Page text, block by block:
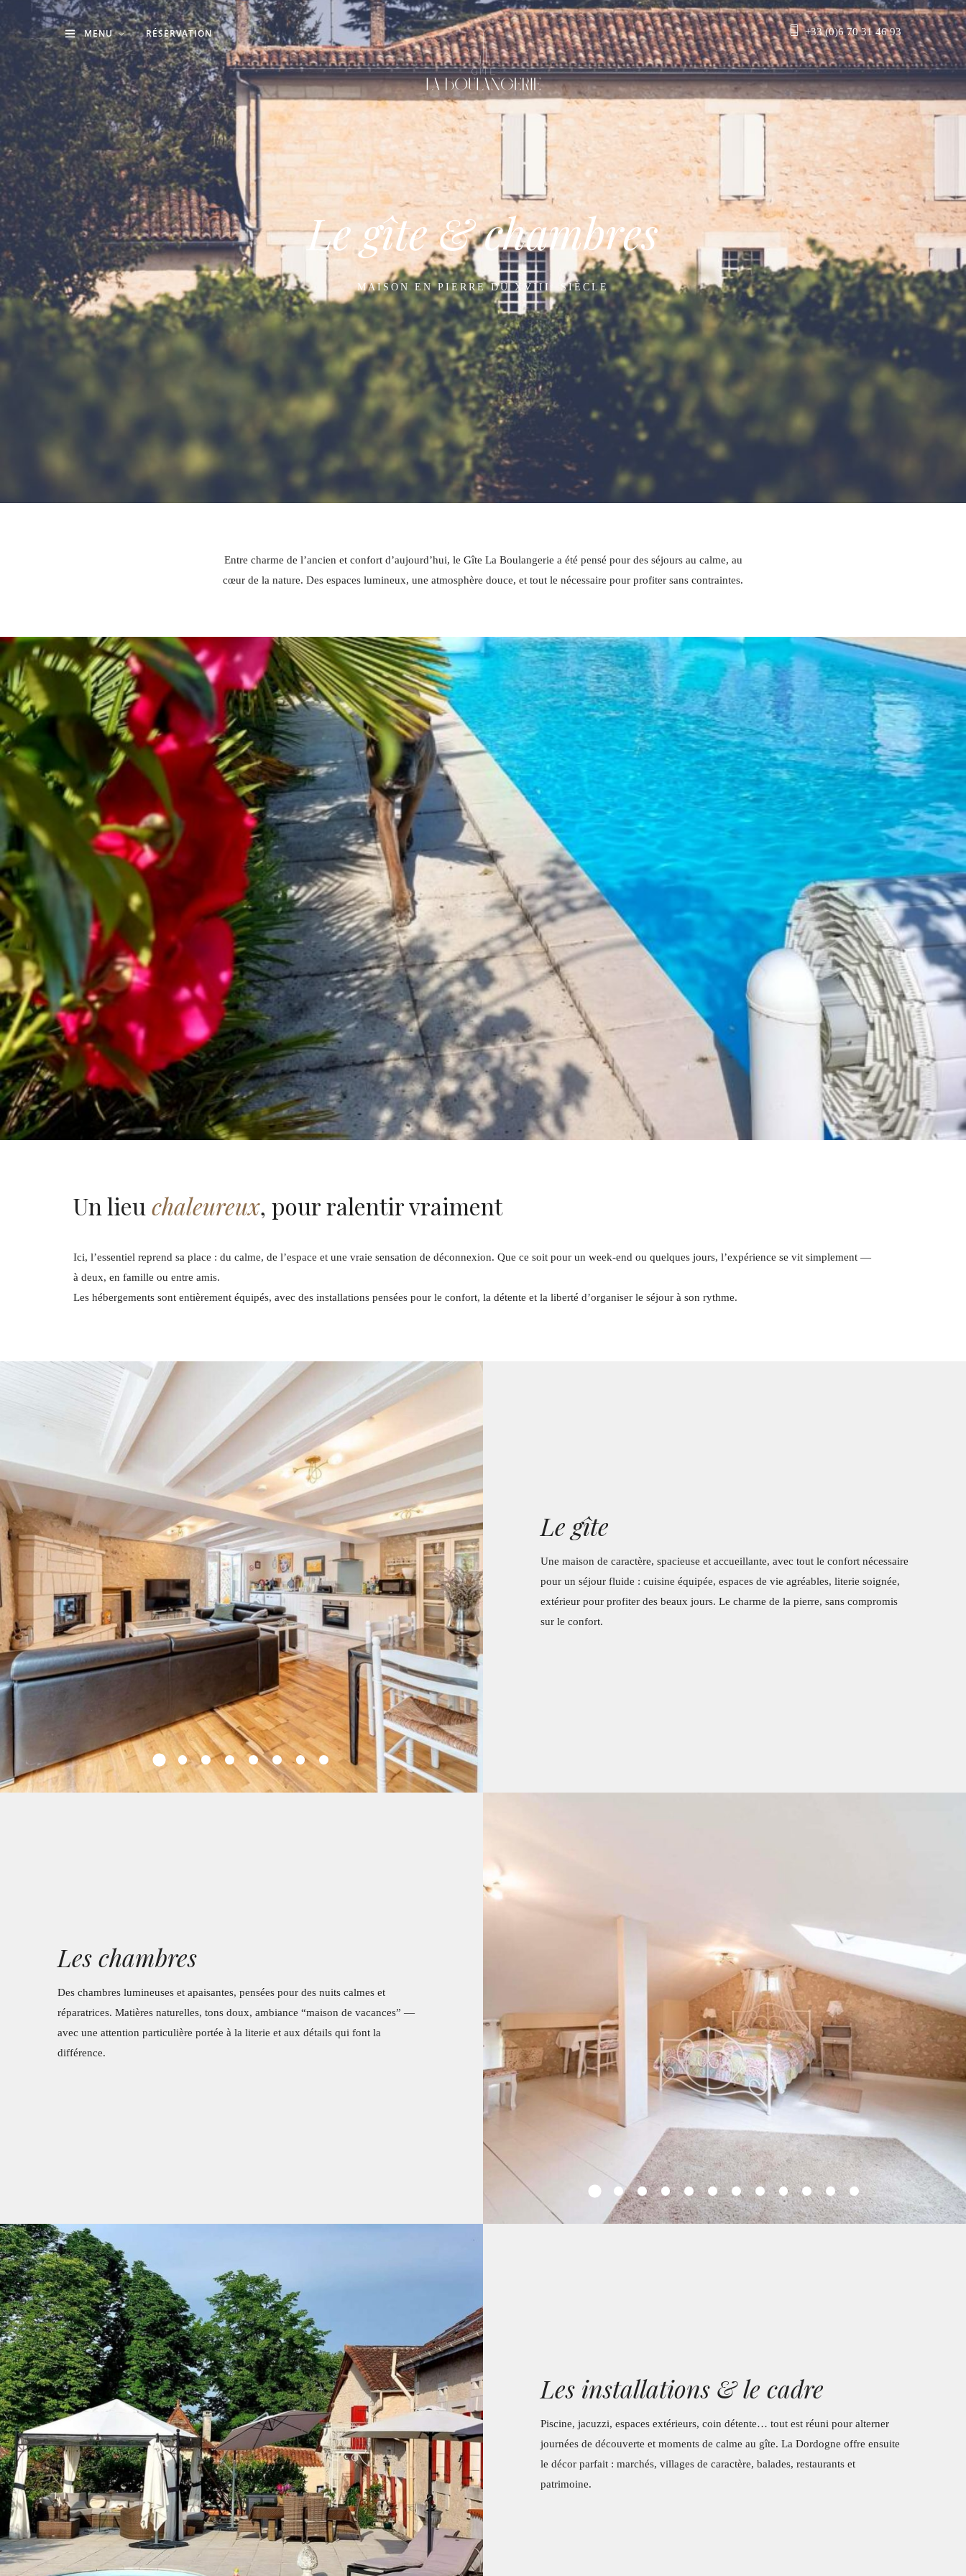
MENU RÉSERVATION +33 (0)6 70 31 46 93
Le gîte & chambres
MAISON EN PIERRE DU XVIIIᵉ SIÈCLE
Entre charme de l’ancien et confort d’aujourd’hui, le Gîte La Boulangerie a été pensé pour des séjours au calme, au
cœur de la nature. Des espaces lumineux, une atmosphère douce, et tout le nécessaire pour profiter sans contraintes.
Un lieu chaleureux, pour ralentir vraiment
Ici, l’essentiel reprend sa place : du calme, de l’espace et une vraie sensation de déconnexion. Que ce soit pour un week-end ou quelques jours, l’expérience se vit simplement —
à deux, en famille ou entre amis.
Les hébergements sont entièrement équipés, avec des installations pensées pour le confort, la détente et la liberté d’organiser le séjour à son rythme.
Le gîte
Une maison de caractère, spacieuse et accueillante, avec tout le confort nécessaire
pour un séjour fluide : cuisine équipée, espaces de vie agréables, literie soignée,
extérieur pour profiter des beaux jours. Le charme de la pierre, sans compromis
sur le confort.
Les chambres
Des chambres lumineuses et apaisantes, pensées pour des nuits calmes et
réparatrices. Matières naturelles, tons doux, ambiance “maison de vacances” —
avec une attention particulière portée à la literie et aux détails qui font la
différence.
Les installations & le cadre
Piscine, jacuzzi, espaces extérieurs, coin détente… tout est réuni pour alterner
journées de découverte et moments de calme au gîte. La Dordogne offre ensuite
le décor parfait : marchés, villages de caractère, balades, restaurants et
patrimoine.